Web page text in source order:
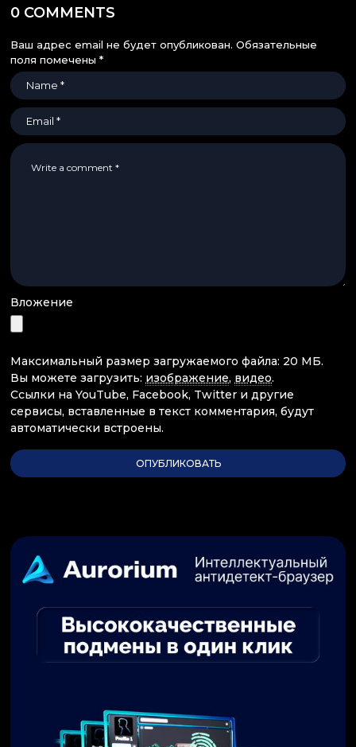
0 COMMENTS
Ваш адрес email не будет опубликован. Обязательные
поля помечены *
Вложение
Максимальный размер загружаемого файла: 20 МБ.
Вы можете загрузить: изображение, видео.
Ссылки на YouTube, Facebook, Twitter и другие
сервисы, вставленные в текст комментария, будут
автоматически встроены.